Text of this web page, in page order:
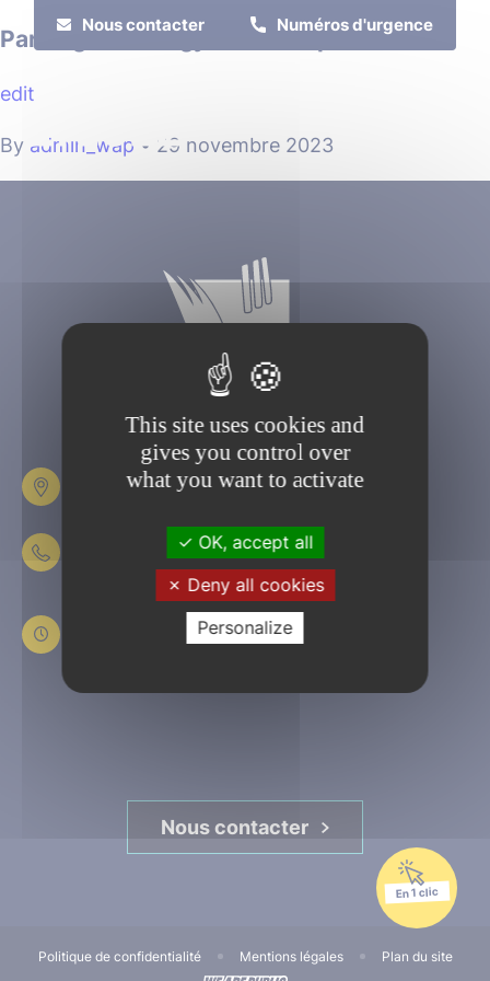
Nous contacter Numéros d'urgence
Parking face au gymnase Napoléon
edit
By admin_wap • 29 novembre 2023
Place Fulbert de Beina
02 33 84 44 44
Du lundi au jeudi
de 8h30 à 12h et de 13h30 à 17h30
Nous contacter
Politique de confidentialité Mentions légales Plan du site
En 1 clic
Cookies management panel
This site uses cookies and
gives you control over
what you want to activate
OK, accept all
Deny all cookies
Personalize